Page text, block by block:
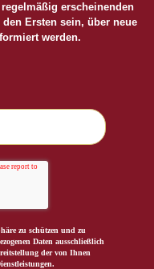
erscheinenden
Ersten sein, über neue
werden.
zu schützen und zu
Daten ausschließlich
der von Ihnen